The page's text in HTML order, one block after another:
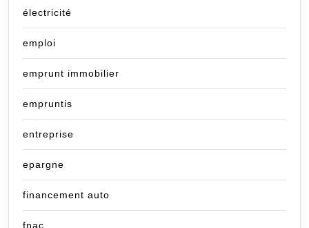
électricité
emploi
emprunt immobilier
empruntis
entreprise
epargne
financement auto
fnac